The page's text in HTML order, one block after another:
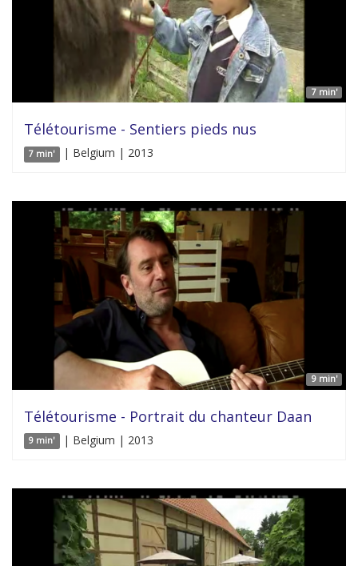
7 min'
Télétourisme - Sentiers pieds nus
7 min' | Belgium | 2013
9 min'
Télétourisme - Portrait du chanteur Daan
9 min' | Belgium | 2013